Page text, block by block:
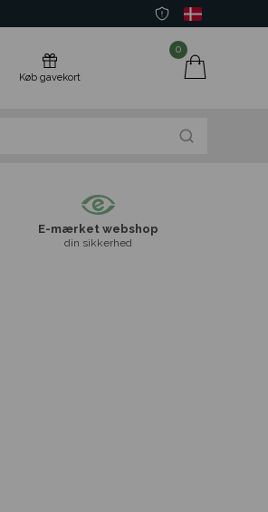
0
Køb gavekort
E-mærket webshop
din sikkerhed